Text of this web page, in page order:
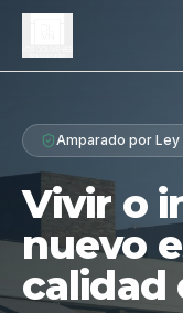
Proyecto
Diferenciales
Tipologías
Galería
Amparado por
Vivir o
nuevo
calidad